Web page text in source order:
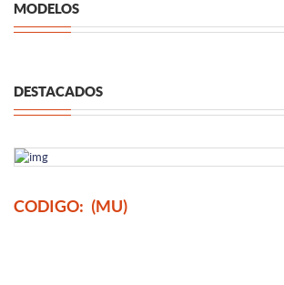
MODELOS
DESTACADOS
CODIGO: (MU)